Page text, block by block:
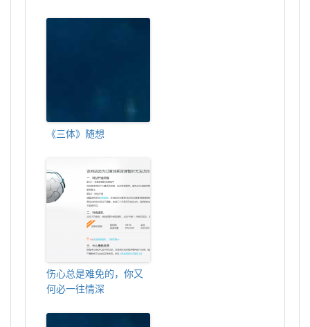
《三体》随想
伤心总是难免的，你又
何必一往情深